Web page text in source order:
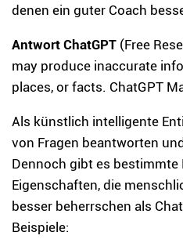
denen ein guter Coach
Antwort ChatGPT (Free
may produce inaccurate
places, or facts. ChatGPT
Als künstlich intelligente
von Fragen beantworten
Dennoch gibt es bestimmte
Eigenschaften, die
besser beherrschen als
Beispiele: